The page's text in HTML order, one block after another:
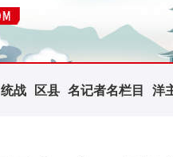
统战 区县 名记者名栏目 洋